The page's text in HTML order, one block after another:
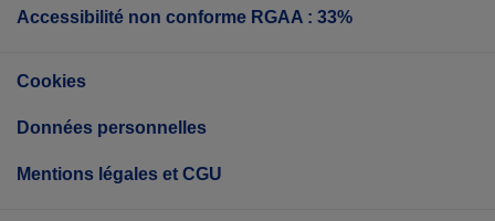
Accessibilité non conforme RGAA : 33%
Cookies
Données personnelles
Mentions légales et CGU